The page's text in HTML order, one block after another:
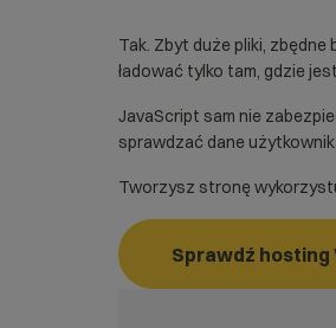
Tak. Zbyt duże pliki,
ładować tylko tam, gdzie
JavaScript sam nie
sprawdzać dane
Tworzysz stronę
Sprawdź hosting